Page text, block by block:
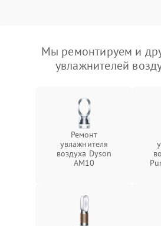
Мы ремонтируем и
увлажнителей
Ремонт
увлажнителя
воздуха Dyson
AM10